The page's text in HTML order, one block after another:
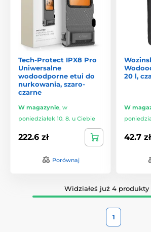
Tech-Protect IPX8 Pro
Uniwersalne
wodoodporne etui do
nurkowania, szaro-
czarne
W magazynie, w
poniedziałek 10. 8. u Ciebie
222.6 zł
Porównaj
20 l,
W
42.7 zł
Widziałeś już 4 produkty
1